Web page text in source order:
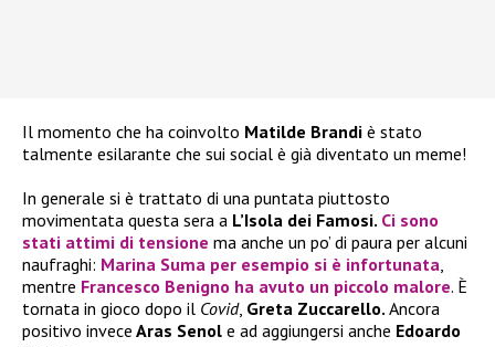
Il momento che ha coinvolto Matilde Brandi è stato
talmente esilarante che sui social è già diventato un meme!
In generale si è trattato di una puntata piuttosto
movimentata questa sera a L’Isola dei Famosi. Ci sono
stati attimi di tensione ma anche un po’ di paura per alcuni
naufraghi: Marina Suma per esempio si è infortunata,
mentre Francesco Benigno ha avuto un piccolo malore. È
tornata in gioco dopo il Covid, Greta Zuccarello. Ancora
positivo invece Aras Senol e ad aggiungersi anche Edoardo